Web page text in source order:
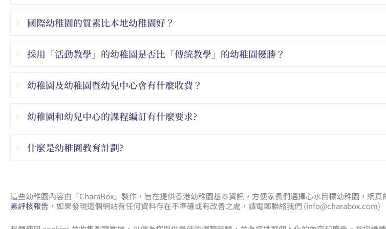
國際幼稚園的質素比本地幼稚園好？
採用「活動教學」的幼稚園是否比「傳統教學」的幼稚園優勝？
幼稚園及幼稚園暨幼兒中心會有什麼收費？
幼稚園和幼兒中心的課程編訂有什麼要求?
什麼是幼稚園教育計劃?
這些幼稚園內容由「CharaBox」製作，旨在提供香港幼稚園基本資訊，方便家長們選擇心水目標幼稚園，網頁
素評核報告 ，如果發現這個網站有任何資料存在不準確或有改善之處，請電郵聯絡我們 (info@charabox.com)